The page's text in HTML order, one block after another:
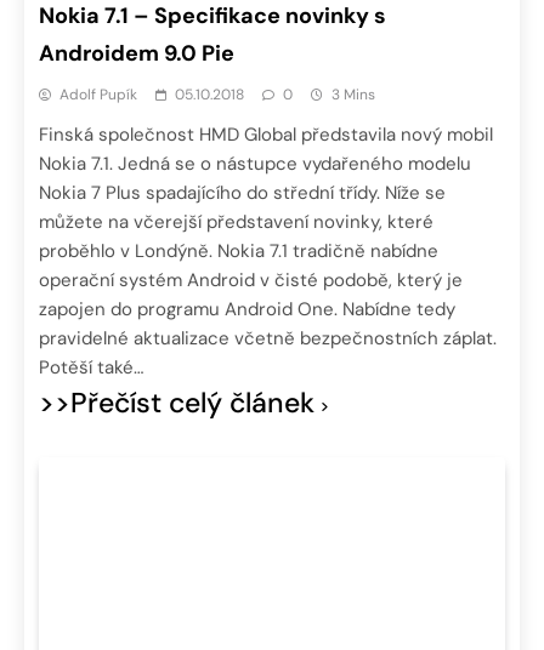
Nokia 7.1 – Specifikace novinky s
Androidem 9.0 Pie
Adolf Pupík 05.10.2018 0 3 Mins
Finská společnost HMD Global představila nový mobil
Nokia 7.1. Jedná se o nástupce vydařeného modelu
Nokia 7 Plus spadajícího do střední třídy. Níže se
můžete na včerejší představení novinky, které
proběhlo v Londýně. Nokia 7.1 tradičně nabídne
operační systém Android v čisté podobě, který je
zapojen do programu Android One. Nabídne tedy
pravidelné aktualizace včetně bezpečnostních záplat.
Potěší také…
>>Přečíst celý článek